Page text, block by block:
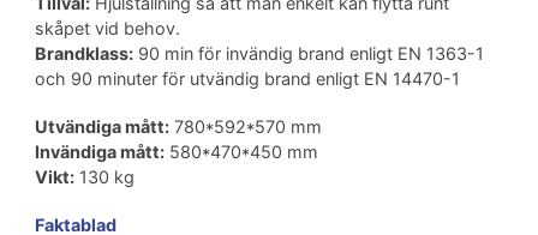
skåpet vid behov.
Brandklass:90 min för invändig brand enligt EN 1363-1
och 90 minuter för utvändig brand enligt EN 14470-1
Utvändiga mått:780*592*570 mm
Invändiga mått:580*470*450 mm
Vikt:130 kg
Faktablad